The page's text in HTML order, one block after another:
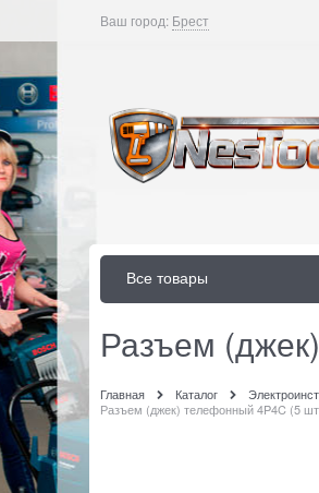
Ваш город: Брест
Все товары
Разъем
Главная Каталог
Разъем (джек) телефонный 4P4C (5